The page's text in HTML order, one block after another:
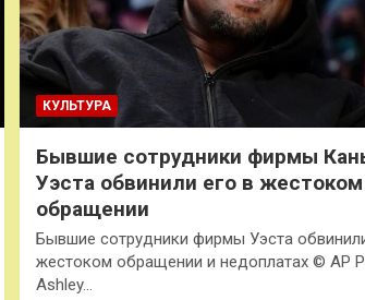
КУЛЬТУРА
Бывшие сотрудники фирмы
Уэста обвинили его в жестоком
обращении
Бывшие сотрудники фирмы Уэста
жестоком обращении и недоплатах © AP
Ashley…